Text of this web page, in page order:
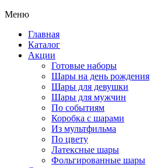
Меню
Главная
Каталог
Акции
Готовые наборы
Шары на день рождения
Шары для девушки
Шары для мужчин
По событиям
Коробка с шарами
Из мультфильма
По цвету
Латексные шары
Фольгированные шары